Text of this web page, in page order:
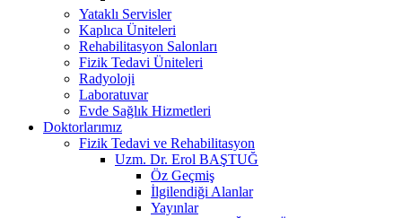
Yataklı Servisler
Kaplıca Üniteleri
Rehabilitasyon Salonları
Fizik Tedavi Üniteleri
Radyoloji
Laboratuvar
Evde Sağlık Hizmetleri
Doktorlarımız
Fizik Tedavi ve Rehabilitasyon
Uzm. Dr. Erol BAŞTUĞ
Öz Geçmiş
İlgilendiği Alanlar
Yayınlar